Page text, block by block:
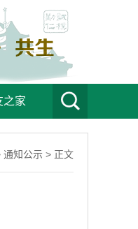
之家
通知公示 > 正文